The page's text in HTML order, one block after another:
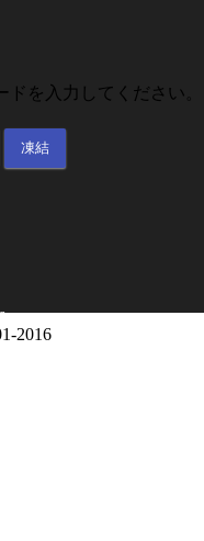
ドを入力してください。
2016